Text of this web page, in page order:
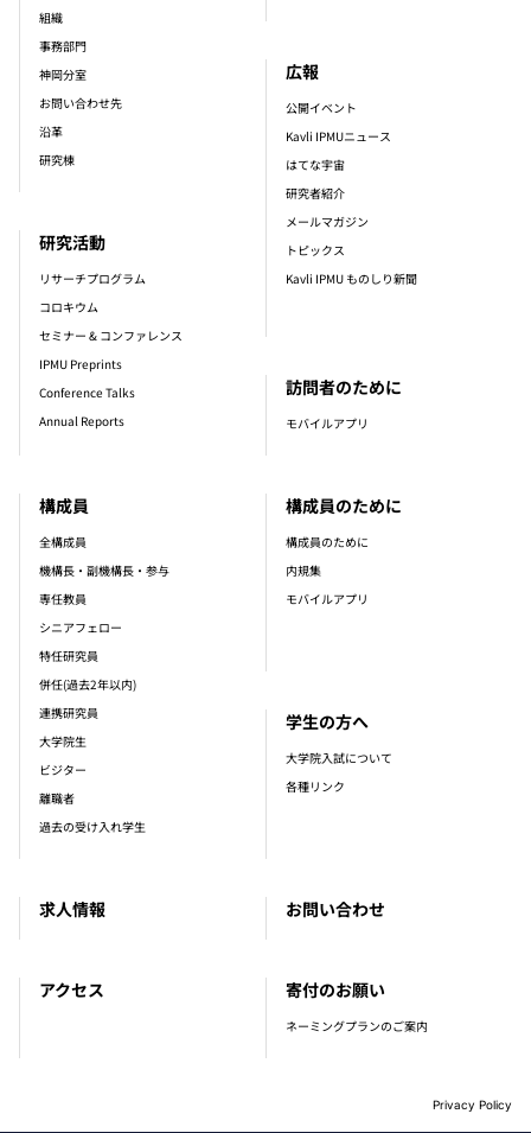
組織
事務部門
神岡分室
お問い合わせ先
沿革
研究棟
構成員
全構成員
機構長・副機構長・参与
専任教員
シニアフェロー
特任研究員
併任(過去2年以内)
連携研究員
大学院生
ビジター
離職者
過去の受け入れ学生
研究活動
リサーチプログラム
コロキウム
セミナー & コンファレンス
IPMU Preprints
Conference Talks
Annual Reports
広報
公開イベント
Kavli IPMUニュース
はてな宇宙
研究者紹介
メールマガジン
トピックス
Kavli IPMU ものしり新聞
求人情報
訪問者のために
モバイルアプリ
構成員のために
構成員のために
内規集
モバイルアプリ
学生の方へ
大学院入試について
各種リンク
アクセス
お問い合わせ
寄付のお願い
ネーミングプランのご案内
Privacy Policy